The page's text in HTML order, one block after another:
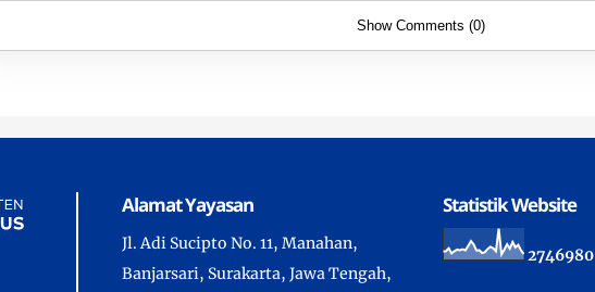
Show Comments (0)
Alamat Yayasan
Jl. Adi Sucipto No. 11, Manahan,
Banjarsari, Surakarta, Jawa Tengah,
Statistik Website
2746980